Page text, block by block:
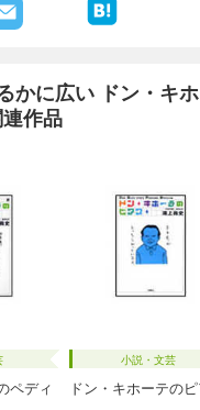
かに広い ドン・キホ
作品
ペディ
小説・文芸
ドン・キホーテの